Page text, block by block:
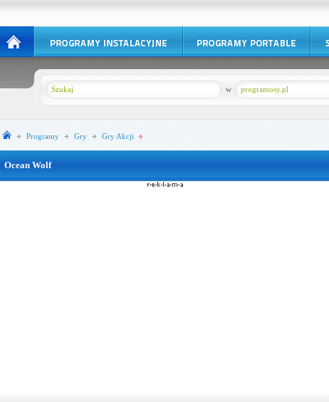
programosy.pl
w
Programy Gry Gry Akcji
Ocean Wolf